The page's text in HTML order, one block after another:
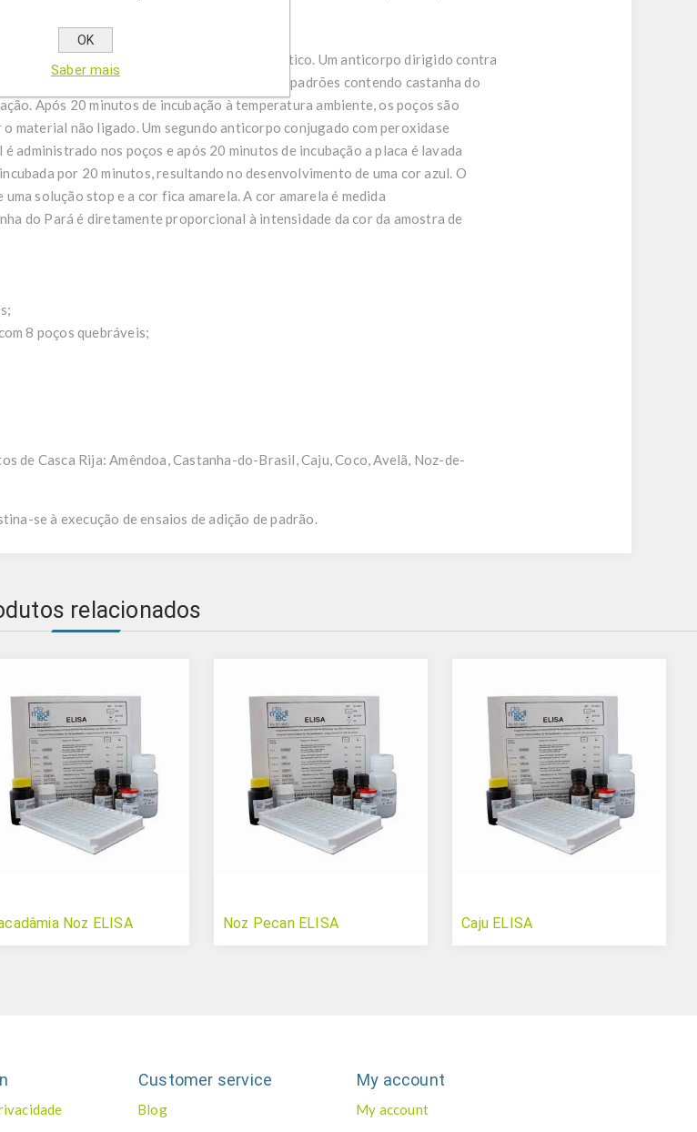
se no princípio do ensaio imunoenzimático. Um anticorpo dirigido contra
de uma placa de microtitulação. Amostras ou padrões contendo castanha do
Após 20 minutos de incubação à temperatura ambiente, os poços são
material não ligado. Um segundo anticorpo conjugado com peroxidase
administrado nos poços e após 20 minutos de incubação a placa é lavada
por 20 minutos, resultando no desenvolvimento de uma cor azul. O
solução stop e a cor fica amarela. A cor amarela é medida
do Pará é diretamente proporcional à intensidade da cor da amostra de
8 poços quebráveis;
de Casca Rija: Amêndoa, Castanha-do-Brasil, Caju, Coco, Avelã, Noz-de-
se à execução de ensaios de adição de padrão.
relacionados
Noz ELISA Noz Pecan ELISA Caju ELISA
Customer service
Blog
My account
My account
OK
Saber mais